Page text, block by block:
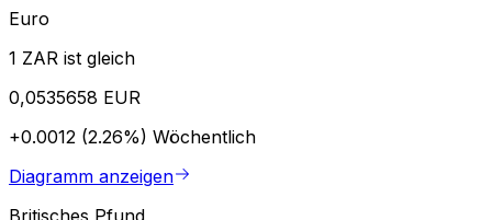
Euro
1 ZAR ist gleich
0,0535658 EUR
+0.0012 (2.26%) Wöchentlich
Diagramm anzeigen
Britisches Pfund